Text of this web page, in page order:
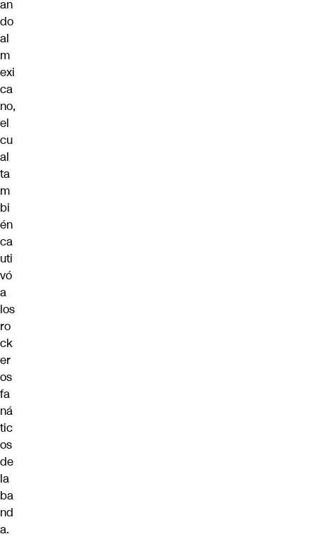
an
do
al
m
exi
ca
no,
el
cu
al
ta
m
bi
én
ca
uti
vó
a
los
ro
ck
er
os
fa
ná
tic
os
de
la
ba
nd
a.